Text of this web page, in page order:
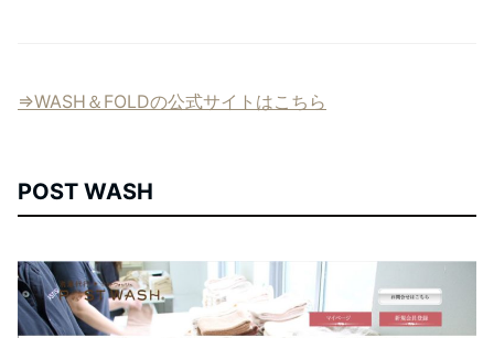
⇒WASH＆FOLDの公式サイトはこちら
POST WASH